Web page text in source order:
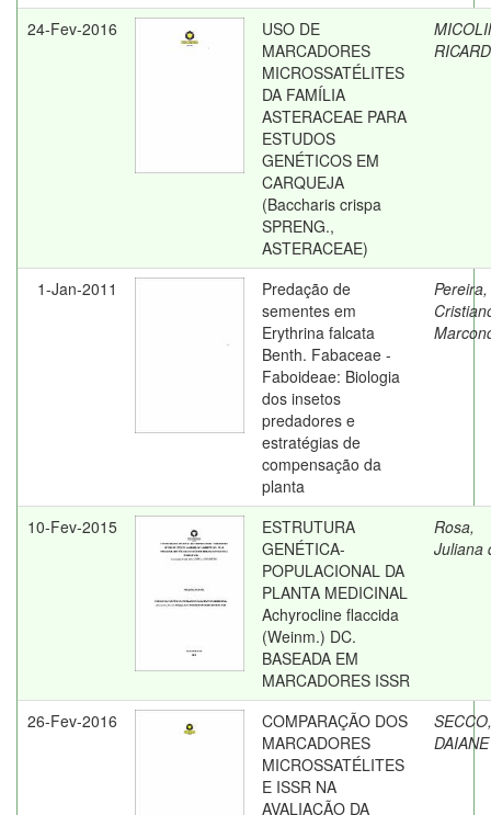
24-Fev-2016
USO DE
MARCADORES
MICROSSATÉLITES
DA FAMÍLIA
ASTERACEAE PARA
ESTUDOS
GENÉTICOS EM
CARQUEJA
(Baccharis crispa
SPRENG.,
ASTERACEAE)
1-Jan-2011
Predação de
sementes em
Erythrina falcata
Benth. Fabaceae -
Faboideae: Biologia
dos insetos
predadores e
estratégias de
compensação da
planta
Pereira,
10-Fev-2015
ESTRUTURA
GENÉTICA-
POPULACIONAL DA
PLANTA MEDICINAL
Achyrocline flaccida
(Weinm.) DC.
BASEADA EM
MARCADORES ISSR
Rosa,
Juliana
26-Fev-2016
COMPARAÇÃO DOS
MARCADORES
MICROSSATÉLITES
E ISSR NA
AVALIAÇÃO DA
SECCO,
DAIANE